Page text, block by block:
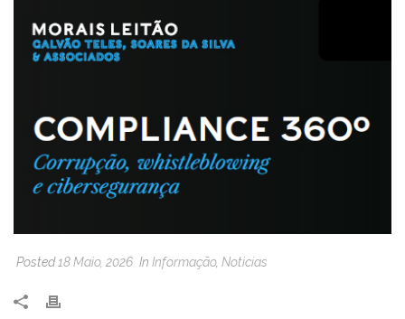
Posted18 Maio, 2026 In Informação, Noticias